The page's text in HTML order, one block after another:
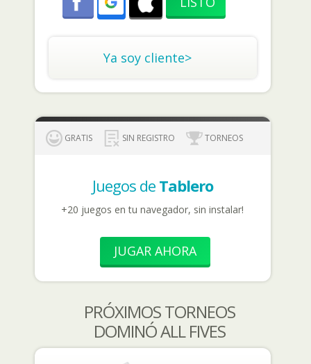
Ya soy cliente>
GRATIS SIN REGISTRO TORNEOS
Juegos de Tablero
+20 juegos en tu navegador, sin instalar!
JUGAR AHORA
PRÓXIMOS TORNEOS
DOMINÓ ALL FIVES